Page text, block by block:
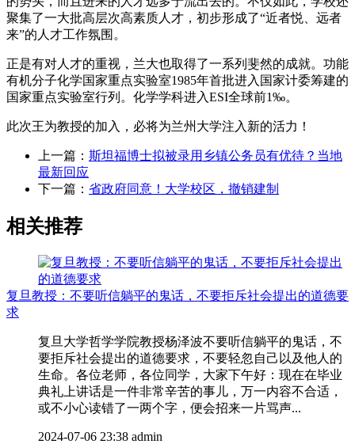
聚集了一大批高层次高素质人才，初步形成了“近者悦、远者
来”的人才工作氛围。
正是有对人才的重视，兰大也取得了一系列斐然的成就。功能
有机分子化学国家重点实验室1985年首批进入国家计委筹建的
国家重点实验室行列。化学学科进入ESI全球前1‰。
此次王为教授的加入，必将为兰州大学注入新的活力！
上一篇： 斯坦福博士拟被录用乡镇公务员有优待？当地
最新回应
下一篇： 省政府同意！大学校区，撤销建制
相关推荐
复旦教授：不要听信躺平的鬼话，不要拒斥社会提出的道德要
求
复旦大学哲学学院教授杨泽波不要听信躺平的鬼话，不
要拒斥社会提出的道德要求，不要轻忽自己以及他人的
生命。各位老师，各位同学，大家下午好：现在在毕业
典礼上讲话是一件非常辛苦的事儿，万一内容不合适，
或不小心读错了一两个字，便会招来一片骂声...
2024-07-06 23:38 admin